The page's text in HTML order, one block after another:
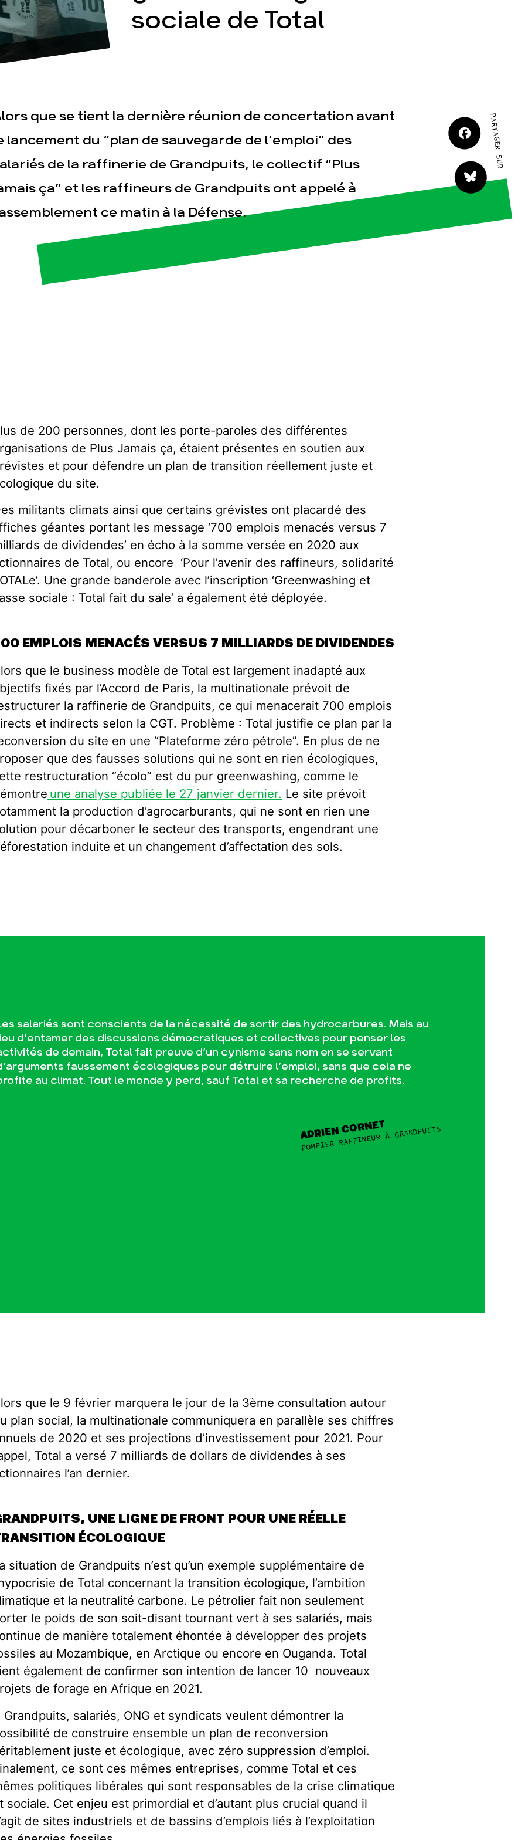
Publications Contact
sociale de Total
que se tient la dernière réunion de concertation avant
lancement du “plan de sauvegarde de l’emploi” des
de la raffinerie de Grandpuits, le collectif “Plus
ça” et les raffineurs de Grandpuits ont appelé à
ce matin à la Défense.
PARTAGER SUR
de 200 personnes, dont les porte-paroles des différentes
de Plus Jamais ça, étaient présentes en soutien aux
et pour défendre un plan de transition réellement juste et
du site.
militants climats ainsi que certains grévistes ont placardé des
géantes portant les message ‘700 emplois menacés versus 7
de dividendes’ en écho à la somme versée en 2020 aux
de Total, ou encore ‘Pour l’avenir des raffineurs, solidarité
Une grande banderole avec l’inscription ‘Greenwashing et
sociale : Total fait du sale’ a également été déployée.
EMPLOIS MENACÉS VERSUS 7 MILLIARDS DE DIVIDENDES
que le business modèle de Total est largement inadapté aux
fixés par l’Accord de Paris, la multinationale prévoit de
la raffinerie de Grandpuits, ce qui menacerait 700 emplois
et indirects selon la CGT. Problème : Total justifie ce plan par la
du site en une “Plateforme zéro pétrole”. En plus de ne
que des fausses solutions qui ne sont en rien écologiques,
restructuration “écolo” est du pur greenwashing, comme le
une analyse publiée le 27 janvier dernier. Le site prévoit
la production d’agrocarburants, qui ne sont en rien une
pour décarboner le secteur des transports, engendrant une
induite et un changement d’affectation des sols.
salariés sont conscients de la nécessité de sortir des hydrocarbures. Mais au
d’entamer des discussions démocratiques et collectives pour penser les
de demain, Total fait preuve d’un cynisme sans nom en se servant
faussement écologiques pour détruire l’emploi, sans que cela ne
au climat. Tout le monde y perd, sauf Total et sa recherche de profits.
ADRIEN CORNET
POMPIER RAFFINEUR À GRANDPUITS
que le 9 février marquera le jour de la 3ème consultation autour
plan social, la multinationale communiquera en parallèle ses chiffres
de 2020 et ses projections d’investissement pour 2021. Pour
Total a versé 7 milliards de dollars de dividendes à ses
l’an dernier.
UNE LIGNE DE FRONT POUR UNE RÉELLE
ÉCOLOGIQUE
situation de Grandpuits n’est qu’un exemple supplémentaire de
de Total concernant la transition écologique, l’ambition
et la neutralité carbone. Le pétrolier fait non seulement
le poids de son soit-disant tournant vert à ses salariés, mais
de manière totalement éhontée à développer des projets
au Mozambique, en Arctique ou encore en Ouganda. Total
également de confirmer son intention de lancer 10 nouveaux
de forage en Afrique en 2021.
Grandpuits, salariés, ONG et syndicats veulent démontrer la
de construire ensemble un plan de reconversion
juste et écologique, avec zéro suppression d’emploi.
ce sont ces mêmes entreprises, comme Total et ces
politiques libérales qui sont responsables de la crise climatique
sociale. Cet enjeu est primordial et d’autant plus crucial quand il
de sites industriels et de bassins d’emplois liés à l’exploitation